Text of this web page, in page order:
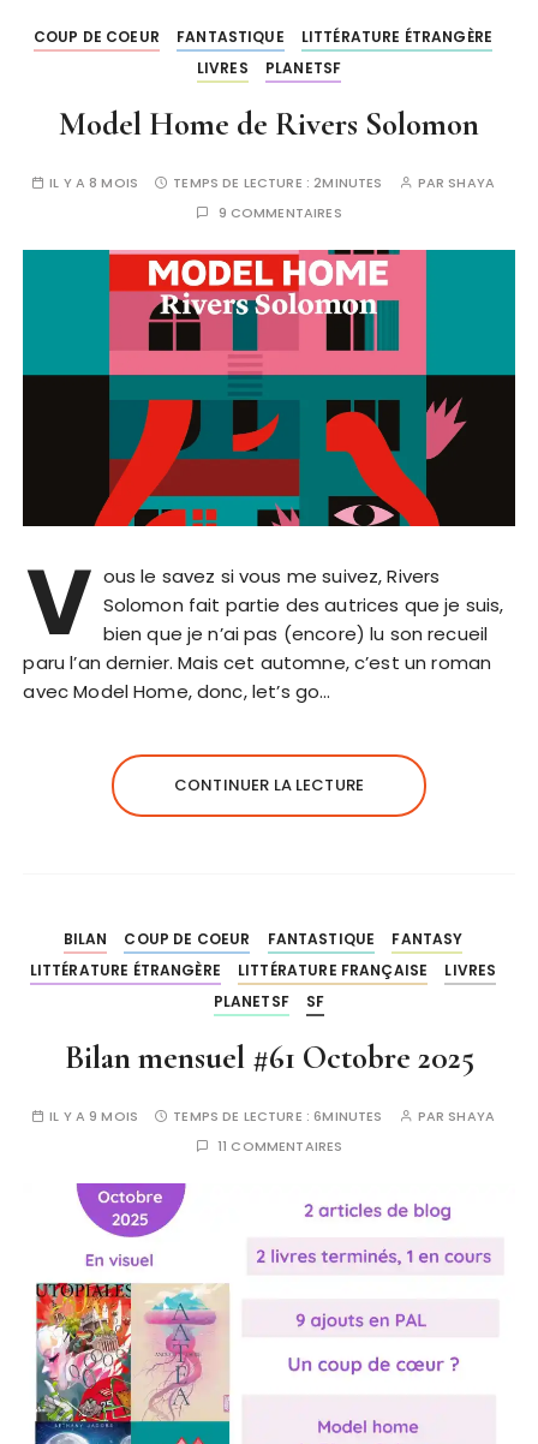
COUP DE COEUR FANTASTIQUE
LITTÉRATURE ÉTRANGÈRE
LIVRES
PLANETSF
Model Home de Rivers Solomon
IL Y A 8 MOIS TEMPS DE LECTURE :2MINUTES PAR SHAYA
9 COMMENTAIRES
V ous le savez si vous me suivez, Rivers
Solomon fait partie des autrices que je suis,
bien que je n’ai pas (encore) lu son recueil
paru l’an dernier. Mais cet automne, c’est un roman
avec Model Home, donc, let’s go…
CONTINUER LA LECTURE
BILAN COUP DE COEUR FANTASTIQUE
FANTASY
LITTÉRATURE ÉTRANGÈRE
LITTÉRATURE FRANÇAISE
LIVRES
PLANETSF
SF
Bilan mensuel #61 Octobre 2025
IL Y A 9 MOIS TEMPS DE LECTURE :6MINUTES PAR SHAYA
11 COMMENTAIRES